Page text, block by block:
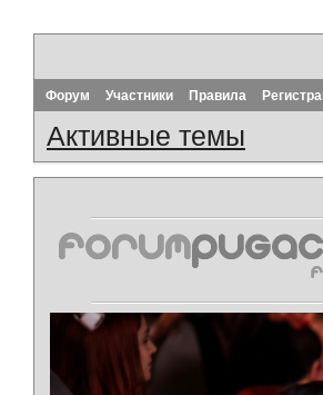
Форум Участники Правила
Активные темы